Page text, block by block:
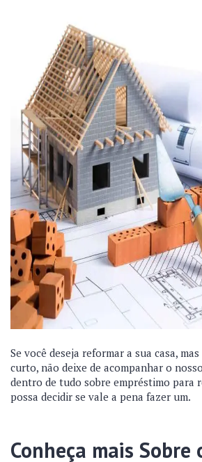
Se você deseja reformar a sua casa,
curto, não deixe de acompanhar o
dentro de tudo sobre empréstimo para
possa decidir se vale a pena fazer um.
Conheça mais Sobre